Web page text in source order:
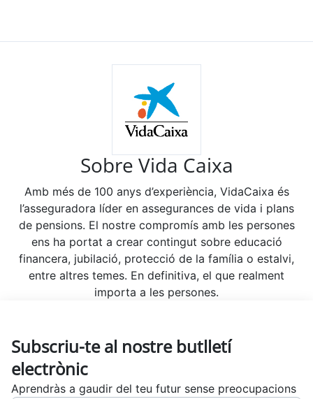
Sobre Vida Caixa
Amb més de 100 anys d’experiència, VidaCaixa és
l’asseguradora líder en assegurances de vida i plans
de pensions. El nostre compromís amb les persones
ens ha portat a crear contingut sobre educació
financera, jubilació, protecció de la família o estalvi,
entre altres temes. En definitiva, el que realment
importa a les persones.
Subscriu-te al nostre butlletí
electrònic
Aprendràs a gaudir del teu futur sense preocupacions